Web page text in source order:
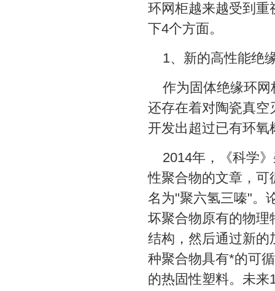
环网柜越来越受到重
下4个方面。
1、新的高性能绝
作为固体绝缘环
还存在着对陶瓷真空
开发出超过已有环氧
2014年，《科学
性聚合物的文章，可
名为"聚六氢三嗪"。
坏聚合物原有的物理
结构，然后通过新的
种聚合物具有*的可
的热固性塑料。未